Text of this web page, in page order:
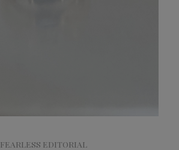
FEARLESS EDITORIAL